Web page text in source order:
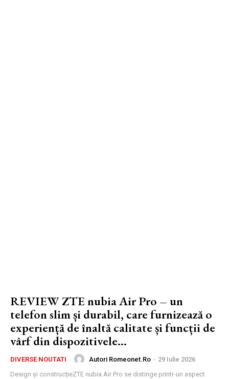
REVIEW ZTE nubia Air Pro – un
telefon slim și durabil, care furnizează o
experiență de înaltă calitate și funcții de
vârf din dispozitivele...
DIVERSE NOUTATI Autori Romeonet.ro - 29 Iulie 2026
Design și construcțieZTE nubia Air Pro se distinge printr-un aspect